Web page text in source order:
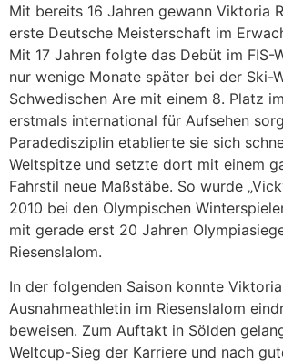
Mit bereits 16 Jahren gewann Viktoria
erste Deutsche Meisterschaft im
Mit 17 Jahren folgte das Debüt im FIS-
nur wenige Monate später bei der Ski-
Schwedischen Are mit einem 8. Platz
erstmals international für Aufsehen
Paradedisziplin etablierte sie sich
Weltspitze und setzte dort mit einem
Fahrstil neue Maßstäbe. So wurde
2010 bei den Olympischen
mit gerade erst 20 Jahren
Riesenslalom.
In der folgenden Saison konnte
Ausnahmeathletin im Riesenslalom
beweisen. Zum Auftakt in Sölden
Weltcup-Sieg der Karriere und nach